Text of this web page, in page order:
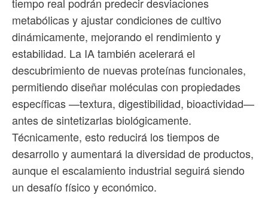
tiempo real podrán predecir desviaciones
metabólicas y ajustar condiciones de cultivo
dinámicamente, mejorando el rendimiento y
estabilidad. La IA también acelerará el
descubrimiento de nuevas proteínas funcionales,
permitiendo diseñar moléculas con propiedades
específicas —textura, digestibilidad, bioactividad—
antes de sintetizarlas biológicamente.
Técnicamente, esto reducirá los tiempos de
desarrollo y aumentará la diversidad de productos,
aunque el escalamiento industrial seguirá siendo
un desafío físico y económico.